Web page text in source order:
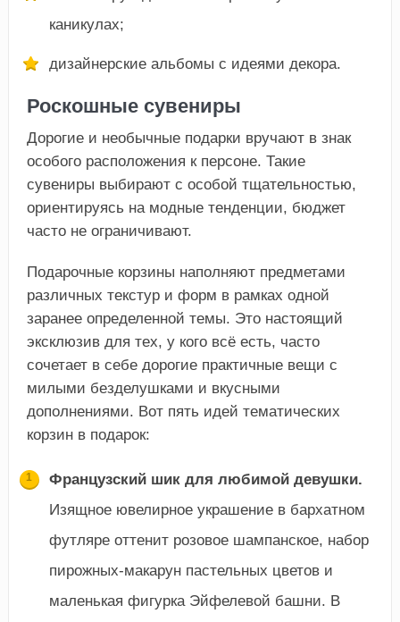
каникулах;
дизайнерские альбомы с идеями декора.
Роскошные сувениры
Дорогие и необычные подарки вручают в знак
особого расположения к персоне. Такие
сувениры выбирают с особой тщательностью,
ориентируясь на модные тенденции, бюджет
часто не ограничивают.
Подарочные корзины наполняют предметами
различных текстур и форм в рамках одной
заранее определенной темы. Это настоящий
эксклюзив для тех, у кого всё есть, часто
сочетает в себе дорогие практичные вещи с
милыми безделушками и вкусными
дополнениями. Вот пять идей тематических
корзин в подарок:
Французский шик для любимой девушки.
Изящное ювелирное украшение в бархатном
футляре оттенит розовое шампанское, набор
пирожных-макарун пастельных цветов и
маленькая фигурка Эйфелевой башни. В